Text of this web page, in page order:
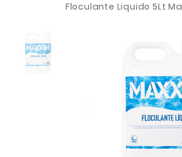
Floculante Liquido 5Lt